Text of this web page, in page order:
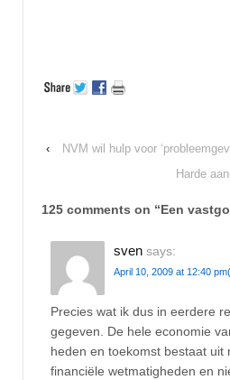
‹
NVM wil hulp voor
Harde
125 comments on “Een
sven says:
April 10, 2009 at 12:40 pm
Precies wat ik dus in eerdere
gegeven. De hele economie
heden en toekomst bestaat uit
financiële wetmatigheden en